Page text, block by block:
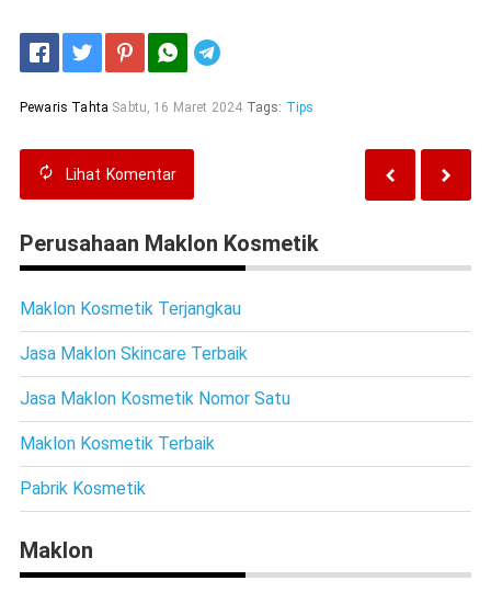
Pewaris Tahta Sabtu, 16 Maret 2024 Tags: Tips
Lihat Komentar
Perusahaan Maklon Kosmetik
Maklon Kosmetik Terjangkau
Jasa Maklon Skincare Terbaik
Jasa Maklon Kosmetik Nomor Satu
Maklon Kosmetik Terbaik
Pabrik Kosmetik
Maklon